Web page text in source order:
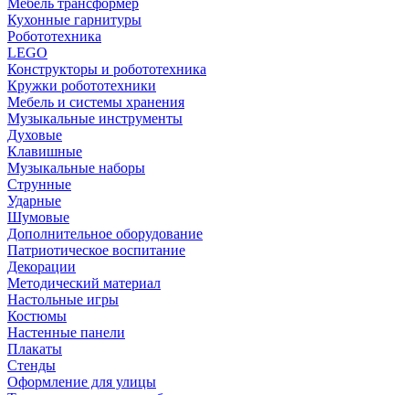
Мебель трансформер
Кухонные гарнитуры
Робототехника
LEGO
Конструкторы и робототехника
Кружки робототехники
Мебель и системы хранения
Музыкальные инструменты
Духовые
Клавишные
Музыкальные наборы
Струнные
Ударные
Шумовые
Дополнительное оборудование
Патриотическое воспитание
Декорации
Методический материал
Настольные игры
Костюмы
Настенные панели
Плакаты
Стенды
Оформление для улицы